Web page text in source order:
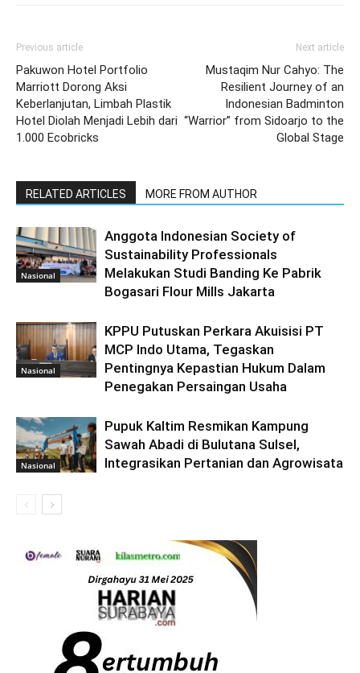
Previous article
Pakuwon Hotel Portfolio
Marriott Dorong Aksi
Keberlanjutan, Limbah Plastik
Hotel Diolah Menjadi Lebih dari
1.000 Ecobricks
Next article
Mustaqim Nur Cahyo: The
Resilient Journey of an
Indonesian Badminton
“Warrior” from Sidoarjo to the
Global Stage
RELATED ARTICLES MORE FROM AUTHOR
Nasional
Anggota Indonesian Society of
Sustainability Professionals
Melakukan Studi Banding Ke Pabrik
Bogasari Flour Mills Jakarta
Nasional
KPPU Putuskan Perkara Akuisisi PT
MCP Indo Utama, Tegaskan
Pentingnya Kepastian Hukum Dalam
Penegakan Persaingan Usaha
Nasional
Pupuk Kaltim Resmikan Kampung
Sawah Abadi di Bulutana Sulsel,
Integrasikan Pertanian dan Agrowisata